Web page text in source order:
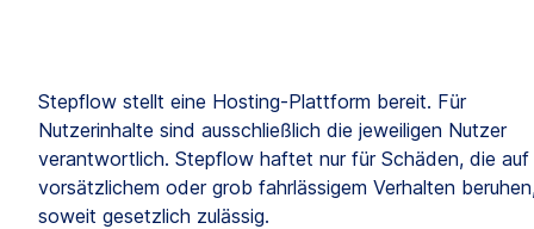
Stepflow stellt eine Hosting-Plattform bereit. Für
Nutzerinhalte sind ausschließlich die jeweiligen Nutzer
verantwortlich. Stepflow haftet nur für Schäden, die auf
vorsätzlichem oder grob fahrlässigem Verhalten
soweit gesetzlich zulässig.